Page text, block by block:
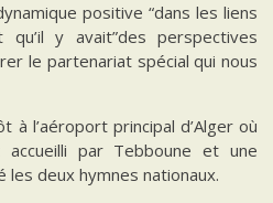
positive “dans les liens
y avait”des perspectives
le partenariat spécial qui nous
l’aéroport principal d’Alger où
par Tebboune et une
deux hymnes nationaux.